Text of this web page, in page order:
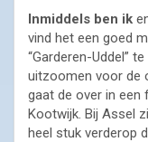
Inmiddels ben ik
vind het een goed
“Garderen-Uddel”
uitzoomen voor de
gaat de over in een
Kootwijk. Bij Assel
heel stuk verderop